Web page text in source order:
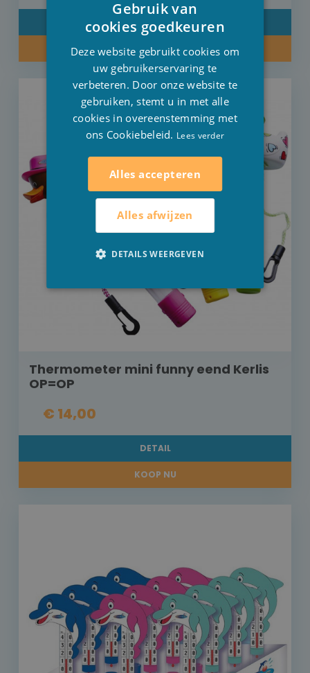
DETAIL
KOOP NU
Thermometer mini funny eend Kerlis
OP=OP
€ 14,00
DETAIL
KOOP NU
ENGLISH
Gebruik van
cookies goedkeuren
Deze website gebruikt cookies om
uw gebruikerservaring te
verbeteren. Door onze website te
gebruiken, stemt u in met alle
cookies in overeenstemming met
ons Cookiebeleid. Lees verder
Alles accepteren
Alles afwijzen
DETAILS WEERGEVEN